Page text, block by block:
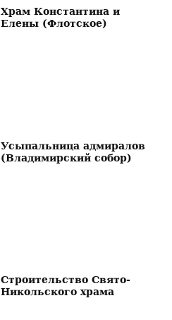
Храм Константина и
Елены (Флотское)
Усыпальница адмиралов
(Владимирский собор)
Строительство Свято-
Никольского храма